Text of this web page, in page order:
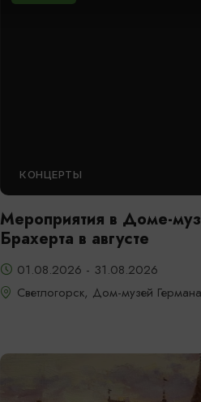
КОНЦЕРТЫ
Мероприятия в Доме-
Брахерта в августе
01.08.2026 - 31.08.2026
Светлогорск, Дом-музей